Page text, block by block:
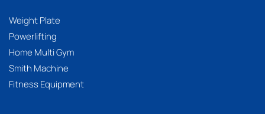
Weight Plate
Powerlifting
Home Multi Gym
Smith Machine
Fitness Equipment